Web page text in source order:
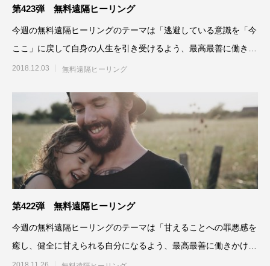
第423弾 無料遠隔ヒーリング
今週の無料遠隔ヒーリングのテーマは「逃避している意識を「今
ここ」に戻して自身の人生を引き受けるよう、最高最善に働きか
ける」です。参加される方
2018.12.03 無料遠隔ヒーリング
第422弾 無料遠隔ヒーリング
今週の無料遠隔ヒーリングのテーマは「甘えることへの罪悪感を
癒し、健全に甘えられる自分になるよう、最高最善に働きかけ
る」です。参加される方は、